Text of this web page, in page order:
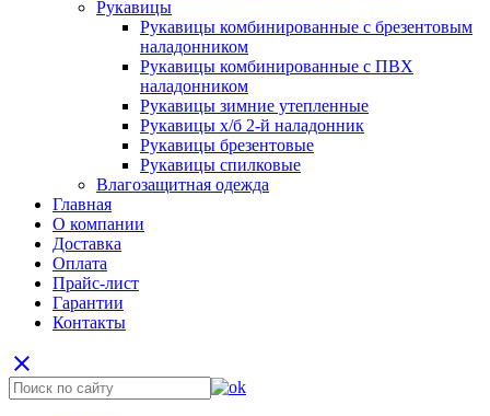
Рукавицы
Рукавицы комбинированные с брезентовым
наладонником
Рукавицы комбинированные с ПВХ
наладонником
Рукавицы зимние утепленные
Рукавицы х/б 2-й наладонник
Рукавицы брезентовые
Рукавицы спилковые
Влагозащитная одежда
Главная
О компании
Доставка
Оплата
Прайс-лист
Гарантии
Контакты
close